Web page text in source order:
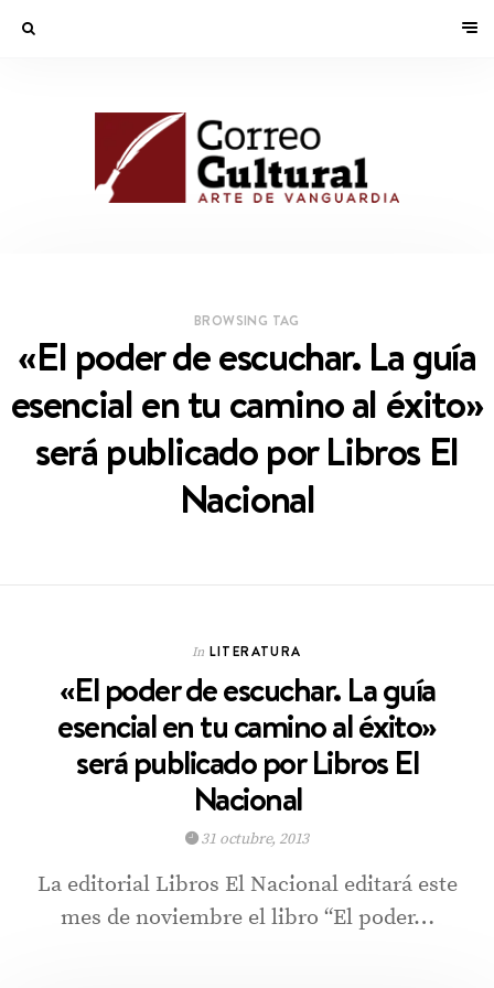
BROWSING TAG
«El poder de escuchar. La guía
esencial en tu camino al éxito»
será publicado por Libros El
Nacional
In LITERATURA
«El poder de escuchar. La guía
esencial en tu camino al éxito»
será publicado por Libros El
Nacional
31 octubre, 2013
La editorial Libros El Nacional editará este
mes de noviembre el libro “El poder…